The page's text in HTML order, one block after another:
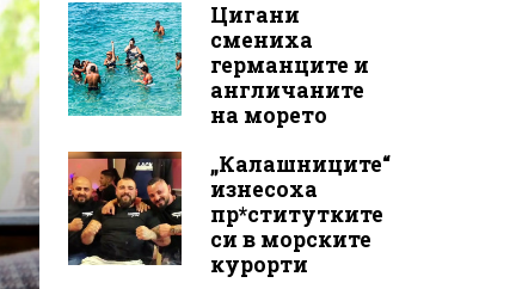
Цигани
смениха
германците и
англичаните
на морето
„Калашниците“
изнесоха
пр*ститутките
си в морските
курорти